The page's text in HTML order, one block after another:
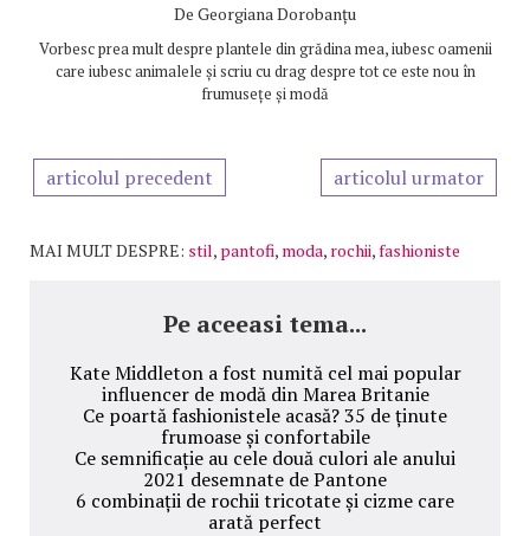
De Georgiana Dorobanțu
Vorbesc prea mult despre plantele din grădina mea, iubesc oamenii
care iubesc animalele și scriu cu drag despre tot ce este nou în
frumusețe și modă
articolul precedent articolul urmator
MAI MULT DESPRE: stil, pantofi, moda, rochii,fashioniste
Pe aceeasi tema...
Kate Middleton a fost numită cel mai popular
influencer de modă din Marea Britanie
Ce poartă fashionistele acasă? 35 de ținute
frumoase și confortabile
Ce semnificație au cele două culori ale anului
2021 desemnate de Pantone
6 combinații de rochii tricotate și cizme care
arată perfect